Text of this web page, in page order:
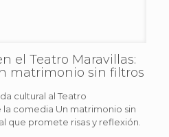
el Teatro Maravillas:
matrimonio sin filtros
cultural al Teatro
la comedia Un matrimonio sin
que promete risas y reflexión.